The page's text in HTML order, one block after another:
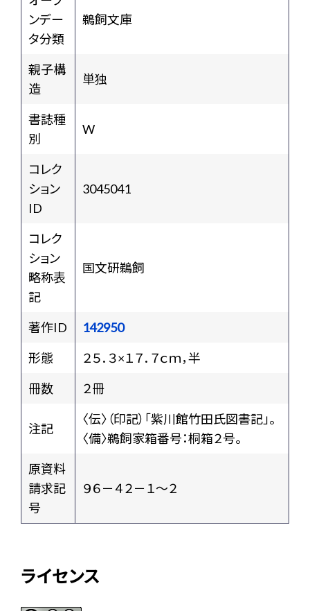
ンデー
タ分類
鵜飼文庫
親子構
造
単独
書誌種
別
W
コレク
ション
ID
3045041
コレク
ション
略称表
記
国文研鵜飼
著作ID
142950
形態
２５．３×１７．７ｃｍ，半
冊数
２冊
注記
〈伝〉（印記）「紫川館竹田氏図書記」。
〈備〉鵜飼家箱番号：桐箱２号。
原資料
請求記
号
９６－４２－１～２
ライセンス